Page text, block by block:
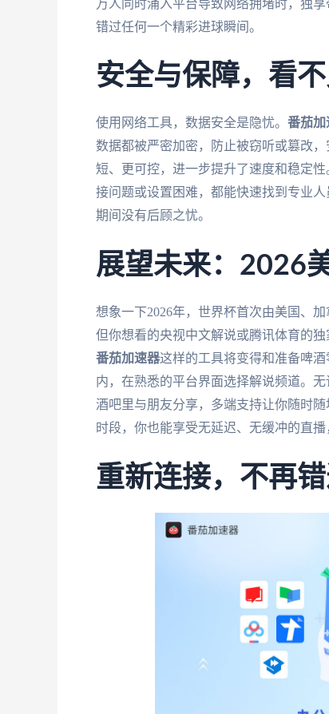
万人同时涌入平台导致网络拥堵时，独
错过任何一个精彩进球瞬间。
安全与保障，看
使用网络工具，数据安全是隐忧。 番茄加
数据都被严密加密，防止被窃听或篡改
短、更可控，进一步提升了速度和稳定
接问题或设置困难，都能快速找到专业
期间没有后顾之忧。
展望未来：2026
想象一下2026年，世界杯首次由美国、
但你想看的央视中文解说或腾讯体育的
番茄加速器这样的工具将变得和准备啤
内，在熟悉的平台界面选择解说频道。
酒吧里与朋友分享，多端支持让你随时
时段，你也能享受无延迟、无缓冲的直
重新连接，不再